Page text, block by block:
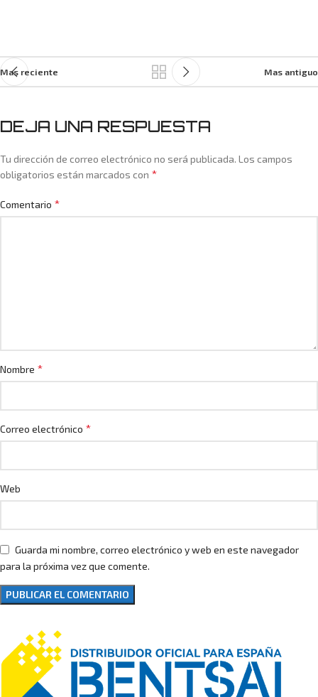
Mas reciente Mas antiguo
DEJA UNA RESPUESTA
Tu dirección de correo electrónico no será publicada. Los campos
obligatorios están marcados con *
Comentario *
Nombre *
Correo electrónico *
Web
Guarda mi nombre, correo electrónico y web en este navegador
para la próxima vez que comente.